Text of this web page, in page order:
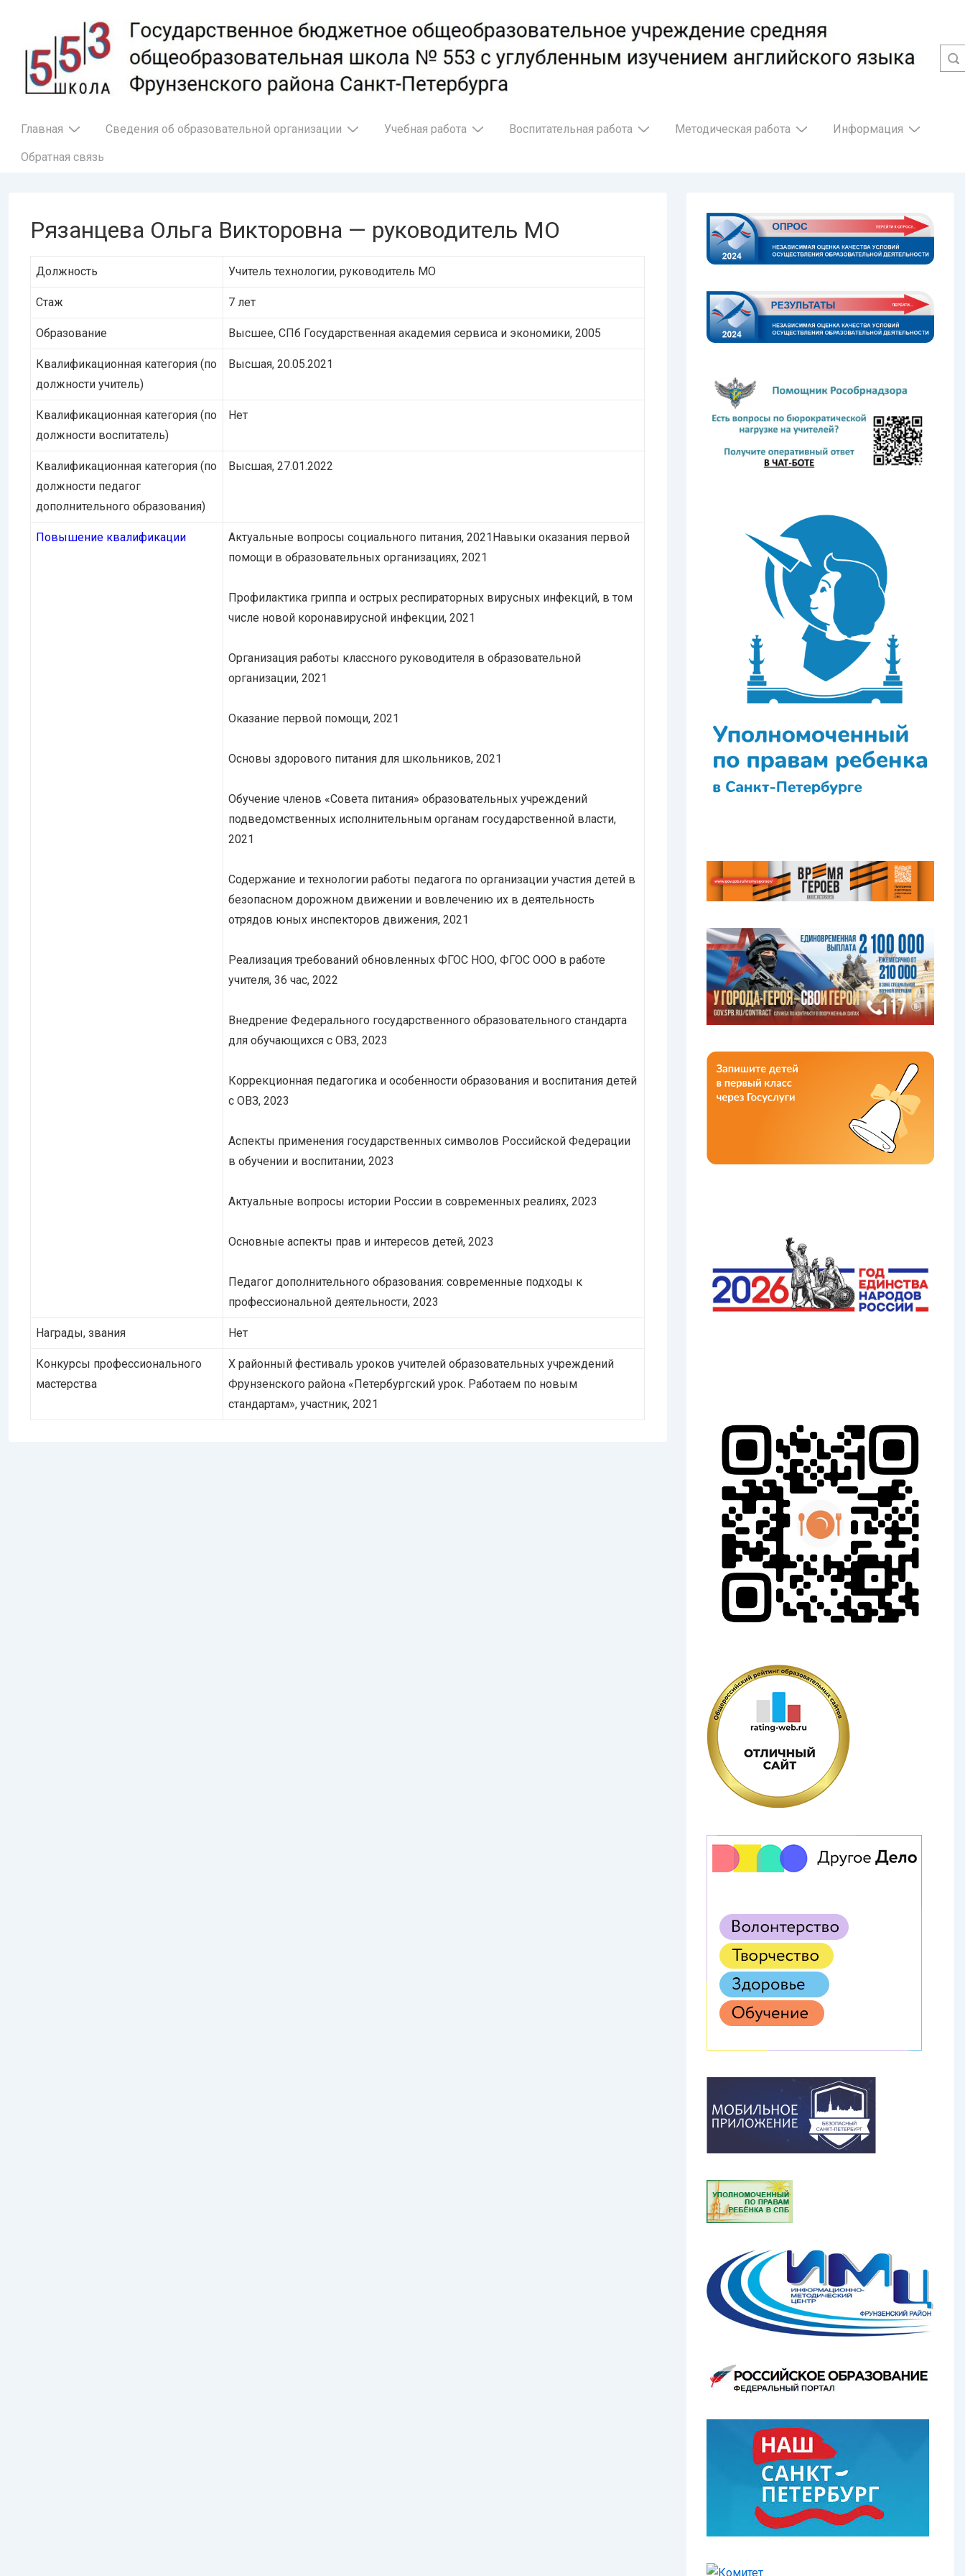
основному
содержимому
Основная
Главная Сведения об образовательной организации Учебная работа Воспитательная работа Методическая работа Информация
Обратная связь
Рязанцева Ольга Викторовна — руководитель МО
Должность Учитель технологии, руководитель МО
Стаж 7 лет
Образование Высшее, СПб Государственная академия сервиса и экономики, 2005
Квалификационная категория (по
должности учитель)
Высшая, 20.05.2021
Квалификационная категория (по
должности воспитатель)
Нет
Квалификационная категория (по
должности педагог
дополнительного образования)
Высшая, 27.01.2022
Повышение квалификации
Актуальные вопросы социального питания, 2021Навыки оказания первой
помощи в образовательных организациях, 2021
Профилактика гриппа и острых респираторных вирусных инфекций, в том
числе новой коронавирусной инфекции, 2021
Организация работы классного руководителя в образовательной
организации, 2021
Оказание первой помощи, 2021
Основы здорового питания для школьников, 2021
Обучение членов «Совета питания» образовательных учреждений
подведомственных исполнительным органам государственной власти,
2021
Содержание и технологии работы педагога по организации участия детей в
безопасном дорожном движении и вовлечению их в деятельность
отрядов юных инспекторов движения, 2021
Реализация требований обновленных ФГОС НОО, ФГОС ООО в работе
учителя, 36 час, 2022
Внедрение Федерального государственного образовательного стандарта
для обучающихся с ОВЗ, 2023
Коррекционная педагогика и особенности образования и воспитания детей
с ОВЗ, 2023
Аспекты применения государственных символов Российской Федерации
в обучении и воспитании, 2023
Актуальные вопросы истории России в современных реалиях, 2023
Основные аспекты прав и интересов детей, 2023
Педагог дополнительного образования: современные подходы к
профессиональной деятельности, 2023
Награды, звания Нет
Конкурсы профессионального
мастерства
Х районный фестиваль уроков учителей образовательных учреждений
Фрунзенского района «Петербургский урок. Работаем по новым
стандартам», участник, 2021